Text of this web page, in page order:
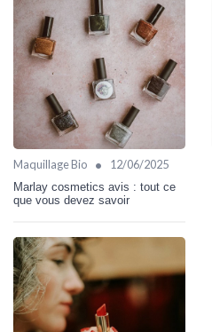
Maquillage Bio • 12/06/2025
Marlay cosmetics avis : tout ce
que vous devez savoir